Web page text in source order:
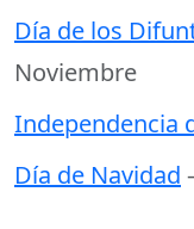
Día de los
Noviembre
Independencia
Día de Navidad